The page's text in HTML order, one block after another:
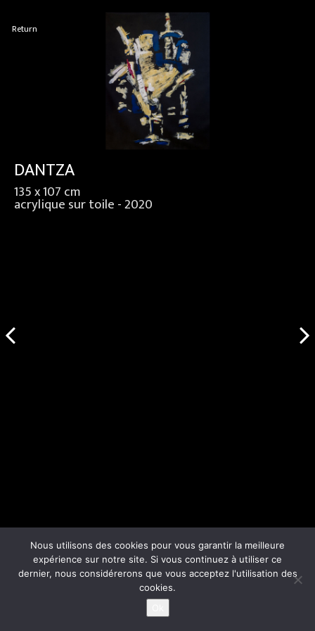
Return
DANTZA
135 x 107 cm
acrylique sur toile - 2020
Nous utilisons des cookies pour vous garantir la meilleure
expérience sur notre site. Si vous continuez à utiliser ce
dernier, nous considérerons que vous acceptez l'utilisation des
cookies.